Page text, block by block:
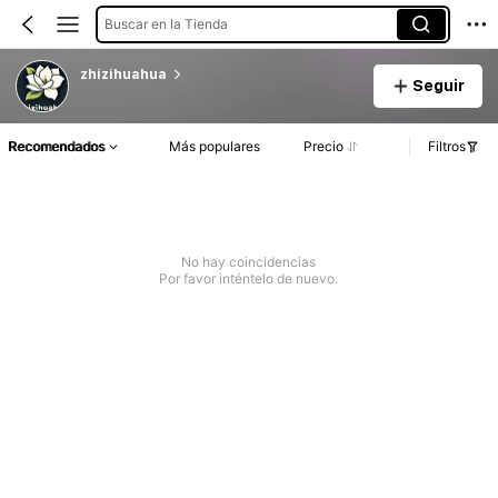
Buscar en la Tienda
zhizihuahua
Seguir
Recomendados Más populares Precio Filtros
No hay coincidencias
Por favor inténtelo de nuevo.